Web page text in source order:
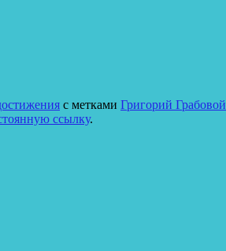
с метками Григорий Грабовой
ссылку.